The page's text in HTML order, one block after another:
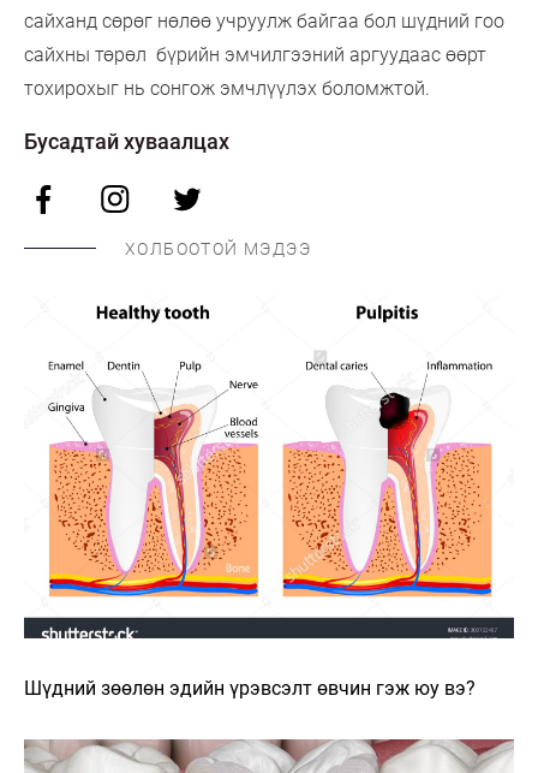
сайханд сөрөг нөлөө учруулж байгаа бол шүдний гоо
сайхны төрөл бүрийн эмчилгээний аргуудаас өөрт
тохирохыг нь сонгож эмчлүүлэх боломжтой.
Бусадтай хуваалцах
ХОЛБООТОЙ МЭДЭЭ
Шүдний зөөлөн эдийн үрэвсэлт өвчин гэж юу вэ?